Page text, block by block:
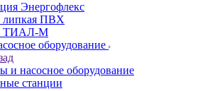
Энергофлекс
липкая ПВХ
ТИАЛ-М
оборудование
и насосное оборудование
станции